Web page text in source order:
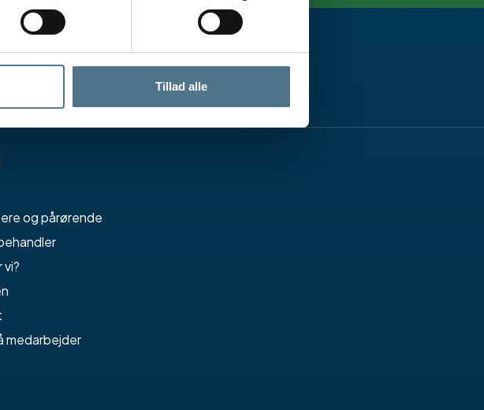
Tillad alle
og pårørende
vi?
medarbejder